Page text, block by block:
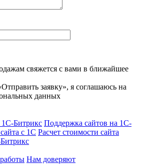
свяжется с вами в ближайшее
заявку», я соглашаюсь на
данных
1С-Битрикс Поддержка сайтов на 1С-
с 1С Расчет стоимости сайта
Нам доверяют